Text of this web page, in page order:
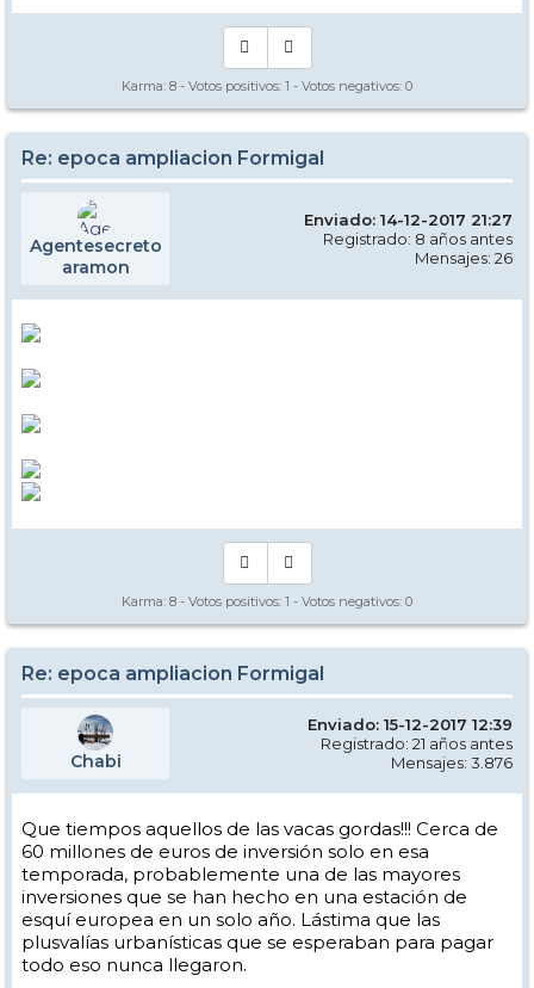
Karma: 8 - Votos positivos: 1 - Votos negativos: 0
Re: epoca ampliacion Formigal
Agentesecreto
aramon
Enviado: 14-12-2017 21:27
Registrado: 8 años antes
Mensajes: 26
Karma: 8 - Votos positivos: 1 - Votos negativos: 0
Re: epoca ampliacion Formigal
Chabi
Enviado: 15-12-2017 12:39
Registrado: 21 años antes
Mensajes: 3.876
Que tiempos aquellos de las vacas gordas!!! Cerca de
60 millones de euros de inversión solo en esa
temporada, probablemente una de las mayores
inversiones que se han hecho en una estación de
esquí europea en un solo año. Lástima que las
plusvalías urbanísticas que se esperaban para pagar
todo eso nunca llegaron.